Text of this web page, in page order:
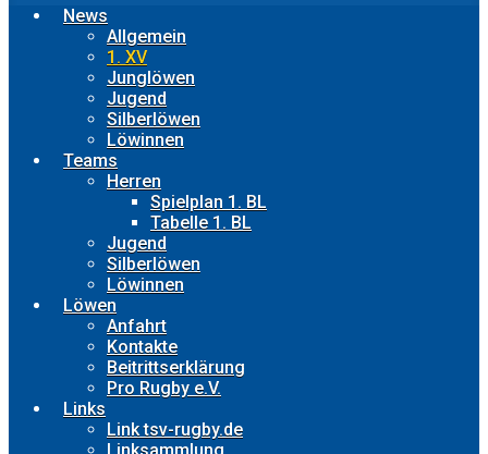
News
Allgemein
1. XV
Junglöwen
Jugend
Silberlöwen
Löwinnen
Teams
Herren
Spielplan 1. BL
Tabelle 1. BL
Jugend
Silberlöwen
Löwinnen
Löwen
Anfahrt
Kontakte
Beitrittserklärung
Pro Rugby e.V.
Links
Link tsv-rugby.de